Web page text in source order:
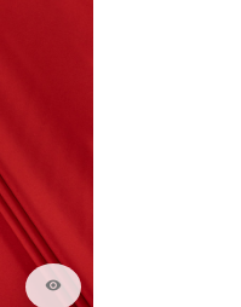
visibility